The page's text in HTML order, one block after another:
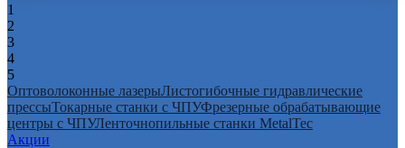
1
2
3
4
5
Оптоволоконные лазерыЛистогибочные гидравлические
прессыТокарные станки с ЧПУФрезерные обрабатывающие
центры с ЧПУЛенточнопильные станки MetalTec
Акции